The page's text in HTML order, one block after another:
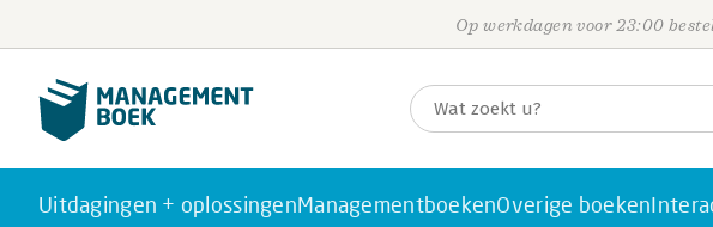
Op werkdagen voor 23:00
Uitdagingen + oplossingenManagementboekenOverige boeken